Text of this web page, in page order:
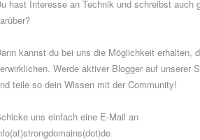
hast Interesse an Technik und schreibst auch
kannst du bei uns die Möglichkeit erhalten,
Werde aktiver Blogger auf unserer
teile so dein Wissen mit der Community!
uns einfach eine E-Mail an